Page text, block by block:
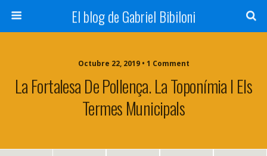
El blog de Gabriel Bibiloni
Octubre 22, 2019 • 1 Comment
La Fortalesa De Pollença. La Toponímia I Els
Termes Municipals